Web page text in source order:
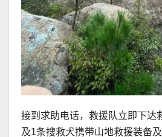
接到求助电话，救援队立即下达
及1条搜救犬携带山地救援装备